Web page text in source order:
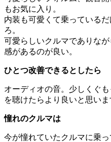
もお気に入り。
内装も可愛くて乗っている
ろ。
可愛らしいクルマでありな
感があるのが良い。
ひとつ改善できるとしたら
オーディオの音。少しくぐ
を聴けたらより良いと思いま
憧れのクルマは
今が憧れていたクルマに乗